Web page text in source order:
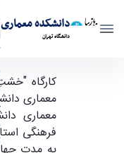
دانشکده معماری
دانشگاه تهران
گزارش کارگاه
دانشکده معماری arch
کارگاه
معماری
معماری
فرهنگی